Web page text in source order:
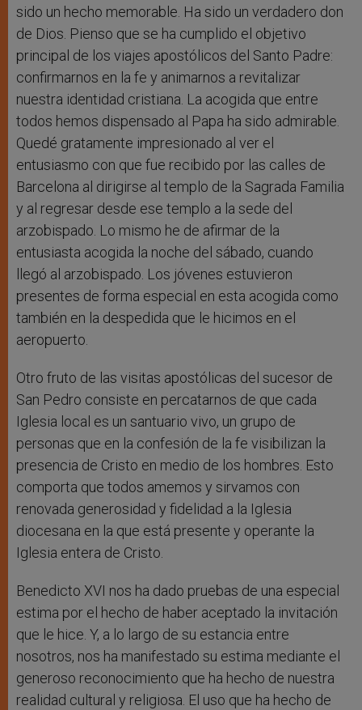
sido un hecho memorable. Ha sido un verdadero don
de Dios. Pienso que se ha cumplido el objetivo
principal de los viajes apostólicos del Santo Padre:
confirmarnos en la fe y animarnos a revitalizar
nuestra identidad cristiana. La acogida que entre
todos hemos dispensado al Papa ha sido admirable.
Quedé gratamente impresionado al ver el
entusiasmo con que fue recibido por las calles de
Barcelona al dirigirse al templo de la Sagrada Familia
y al regresar desde ese templo a la sede del
arzobispado. Lo mismo he de afirmar de la
entusiasta acogida la noche del sábado, cuando
llegó al arzobispado. Los jóvenes estuvieron
presentes de forma especial en esta acogida como
también en la despedida que le hicimos en el
aeropuerto.
Otro fruto de las visitas apostólicas del sucesor de
San Pedro consiste en percatarnos de que cada
Iglesia local es un santuario vivo, un grupo de
personas que en la confesión de la fe visibilizan la
presencia de Cristo en medio de los hombres. Esto
comporta que todos amemos y sirvamos con
renovada generosidad y fidelidad a la Iglesia
diocesana en la que está presente y operante la
Iglesia entera de Cristo.
Benedicto XVI nos ha dado pruebas de una especial
estima por el hecho de haber aceptado la invitación
que le hice. Y, a lo largo de su estancia entre
nosotros, nos ha manifestado su estima mediante el
generoso reconocimiento que ha hecho de nuestra
realidad cultural y religiosa. El uso que ha hecho de